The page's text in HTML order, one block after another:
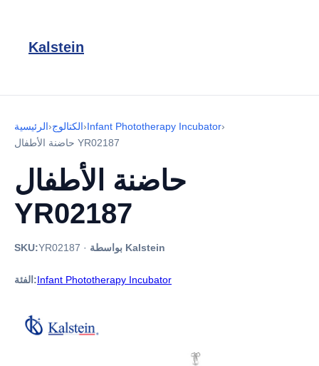
Kalstein
الرئيسية›الكتالوج›Infant Phototherapy Incubator›
حاضنة الأطفال YR02187
حاضنة الأطفال
YR02187
SKU:YR02187 · بواسطة Kalstein
الفئة:Infant Phototherapy Incubator